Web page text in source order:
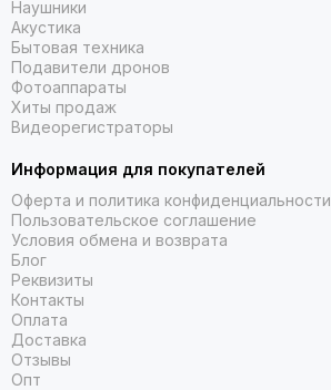
Наушники
Акустика
Бытовая техника
Подавители дронов
Фотоаппараты
Хиты продаж
Видеорегистраторы
Информация для покупателей
Оферта и политика конфиденциальности
Пользовательское соглашение
Условия обмена и возврата
Блог
Реквизиты
Контакты
Оплата
Доставка
Отзывы
Опт